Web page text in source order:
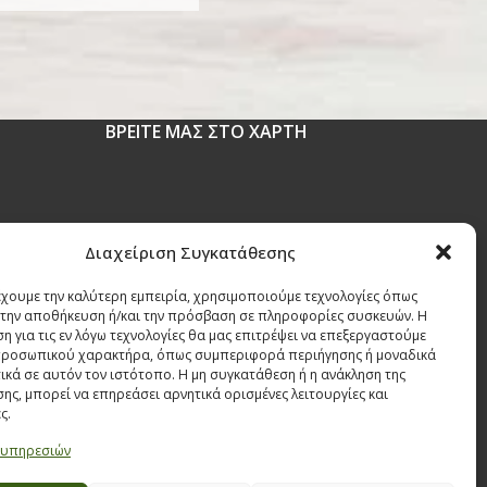
Διαχείριση Συγκατάθεσης
την καλύτερη εμπειρία, χρησιμοποιούμε τεχνολογίες όπως
την αποθήκευση ή/και την πρόσβαση σε πληροφορίες συσκευών. Η
για τις εν λόγω τεχνολογίες θα μας επιτρέψει να επεξεργαστούμε
χαρακτήρα, όπως συμπεριφορά περιήγησης ή μοναδικά
σε αυτόν τον ιστότοπο. Η μη συγκατάθεση ή η ανάκληση της
μπορεί να επηρεάσει αρνητικά ορισμένες λειτουργίες και
υπηρεσιών
ΒΡΕΙΤΕ ΜΑΣ ΣΤΟ ΧΑΡΤΗ